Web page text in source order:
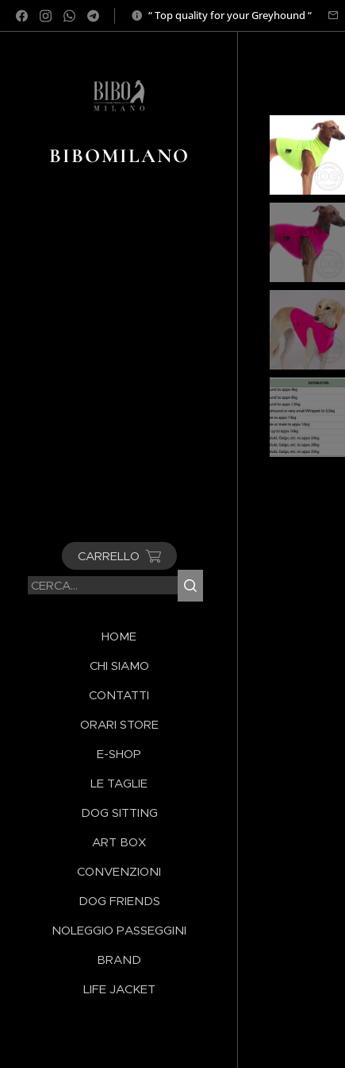
“ Top quality for your Greyhound “
BIBOMILANO
CARRELLO
HOME
CHI SIAMO
CONTATTI
ORARI STORE
E-SHOP
LE TAGLIE
DOG SITTING
ART BOX
CONVENZIONI
DOG FRIENDS
NOLEGGIO PASSEGGINI
BRAND
LIFE JACKET